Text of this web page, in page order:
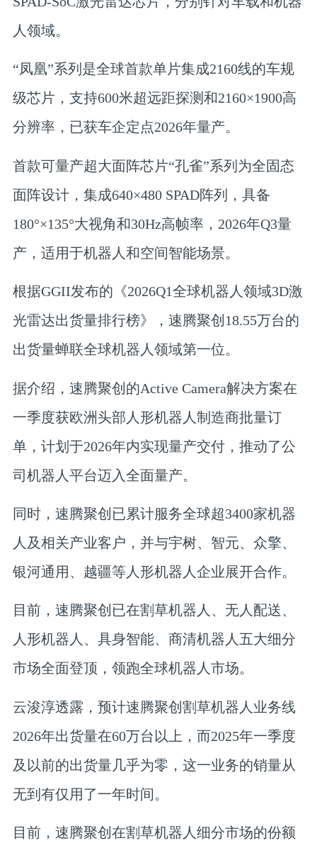
人领域。
“凤凰”系列是全球首款单片集成2160线的车规
级芯片，支持600米超远距探测和2160×1900高
分辨率，已获车企定点2026年量产。
首款可量产超大面阵芯片“孔雀”系列 为全固态
面阵设计，集成640×480 SPAD阵列，具备
180°×135°大视角和30Hz高帧率，2026年Q3量
产，适用于机器人和空间智能场景。
根据GGII发布的《2026Q1全球机器人领域3D激
光雷达出货量排行榜》，速腾聚创18.55万台的
出货量蝉联全球机器人领域第一位。
据介绍，速腾聚创的Active Camera解决方案在
一季度获欧洲头部人形机器人制造商批量订
单，计划于2026年内实现量产交付，推动了公
司机器人平台迈入全面量产。
同时，速腾聚创已累计服务全球超3400家机器
人及相关产业客户，并与宇树、智元、众擎、
银河通用、越疆等人形机器人企业展开合作。
目前，速腾聚创已在割草机器人、无人配送、
人形机器人、具身智能、商清机器人五大细分
市场全面登顶，领跑全球机器人市场。
云浚淳透露，预计速腾聚创割草机器人业务线
2026年出货量在60万台以上，而2025年一季度
及以前的出货量几乎为零，这一业务的销量从
无到有仅用了一年时间。
目前，速腾聚创在割草机器人细分市场的份额